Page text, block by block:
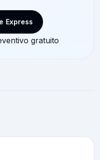
Express
gratuito